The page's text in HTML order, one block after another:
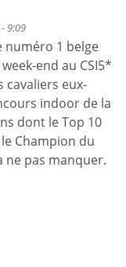
9:09
numéro 1 belge
end au CSI5*
cavaliers eux-
indoor de la
dont le Top 10
Champion du
ne pas manquer.